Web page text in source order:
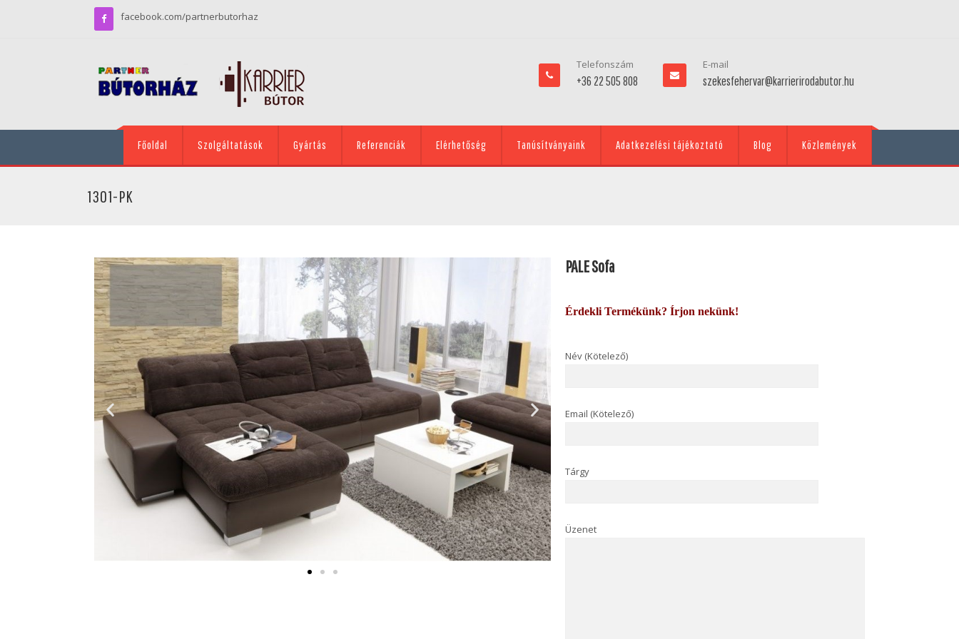
facebook.com/partnerbutorhaz
Telefonszám
+36 22 505 808
E-mail
szekesfehervar@karrierirodabutor.hu
Főoldal Szolgáltatások Gyártás Referenciák Elérhetőség Tanúsítványaink Adatkezelési tájékoztató Blog Közlemények
1301-PK
PALE Sofa
Érdekli Termékünk? Írjon nekünk!
Név (Kötelező)
Email (Kötelező)
Tárgy
Üzenet